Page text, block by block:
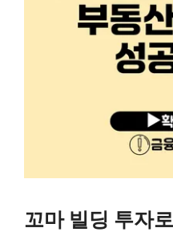
꼬마 빌딩 투자